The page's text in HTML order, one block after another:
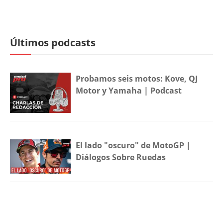
Últimos podcasts
Probamos seis motos: Kove, QJ
Motor y Yamaha | Podcast
El lado "oscuro" de MotoGP |
Diálogos Sobre Ruedas